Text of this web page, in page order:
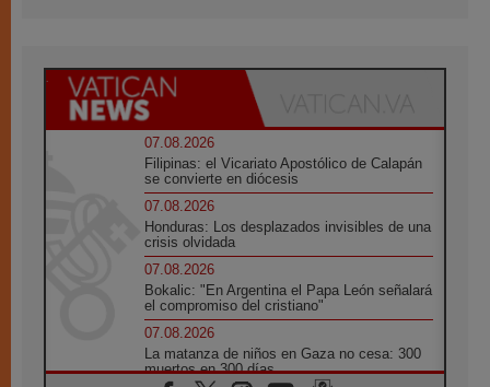
07.08.2026
Filipinas: el Vicariato Apostólico de Calapán
se convierte en diócesis
07.08.2026
Honduras: Los desplazados invisibles de una
crisis olvidada
07.08.2026
Bokalic: "En Argentina el Papa León señalará
el compromiso del cristiano"
07.08.2026
La matanza de niños en Gaza no cesa: 300
muertos en 300 días